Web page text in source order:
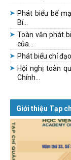
Phát biểu bế
Bí...
Toàn văn phát
của...
Phát biểu chỉ
Hội nghị toàn
Chính...
Giới thiệu Tạp